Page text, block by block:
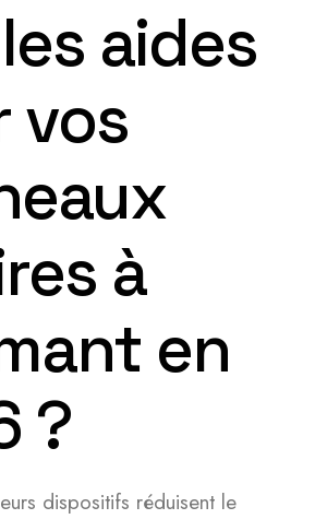
aides
vos
à
en
?
dispositifs réduisent le